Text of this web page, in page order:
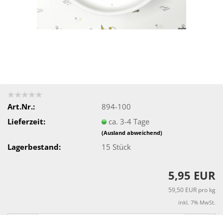
Art.Nr.:
894-100
Lieferzeit:
ca. 3-4 Tage
(Ausland abweichend)
Lagerbestand: 15 Stück
5,95 EUR
59,50 EUR pro kg
inkl. 7% MwSt.